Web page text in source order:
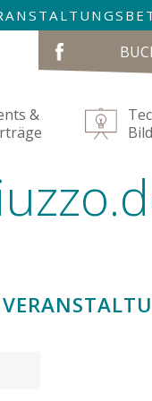
NAVIGATION
ÜBERSPRINGEN
&